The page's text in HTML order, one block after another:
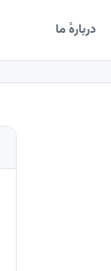
دربارهٔ ما